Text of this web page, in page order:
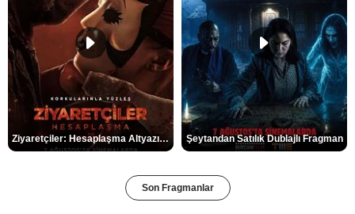
Ziyaretçiler: Hesaplaşma Altyazılı Fragman Şeytandan Satılık Dublajlı Fragman
Son Fragmanlar